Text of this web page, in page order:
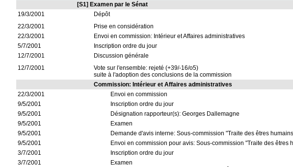
[S1] Examen par le Sénat
19/3/2001
Dépôt
22/3/2001
Prise en considération
22/3/2001
Envoi en commission: Intérieur et Affaires administratives
5/7/2001
Inscription ordre du jour
12/7/2001
Discussion générale
12/7/2001
Vote sur l'ensemble: rejeté (+39/-16/o5)
suite à l'adoption des conclusions de la commission
Commission: Intérieur et Affaires administratives
22/3/2001
Envoi en commission
9/5/2001
Inscription ordre du jour
9/5/2001
Désignation rapporteur(s): Georges Dallemagne
9/5/2001
Examen
9/5/2001
Demande d'avis interne: Sous-commission "Traite des êtres
9/5/2001
Envoi en commission pour avis: Sous-commission "Traite des êtres
3/7/2001
Inscription ordre du jour
3/7/2001
Examen